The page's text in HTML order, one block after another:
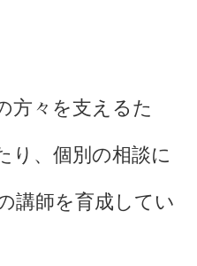
方々を支えるた
り、個別の相談に
講師を育成してい